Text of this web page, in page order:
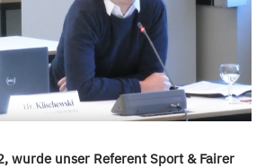
wurde unser Referent Sport & Fairer